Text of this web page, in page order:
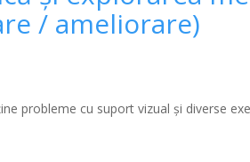
/ ameliorare)
probleme cu suport vizual şi diverse